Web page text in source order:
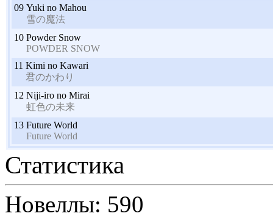
09 Yuki no Mahou
雪の魔法
10 Powder Snow
POWDER SNOW
11 Kimi no Kawari
君のかわり
12 Niji-iro no Mirai
虹色の未来
13 Future World
Future World
Статистика
Новеллы: 590